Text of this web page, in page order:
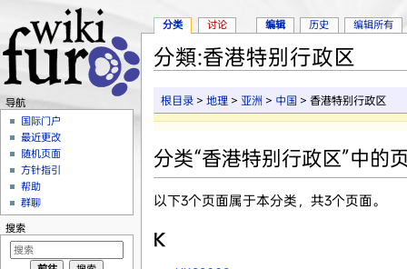
分類:香港特别行政区
根目录 >地理 > 亚洲 > 中国 > 香港特别行政区
分类“香港特别行政区”中的
以下3个页面属于本分类，共3个页面。
K
分类 讨论 编辑 历史 编辑所有
导航
国际门户
最近更改
随机页面
方针指引
帮助
群聊
搜索